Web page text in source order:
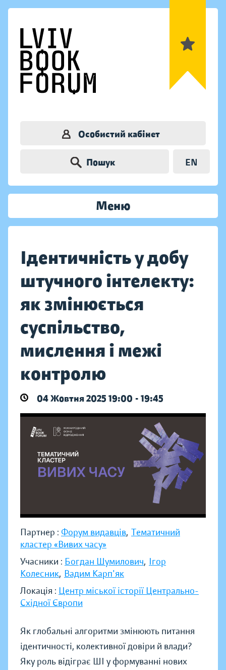
Особистий кабінет
Пошук EN
Меню
Ідентичність у добу
штучного інтелекту:
як змінюється
суспільство,
мислення і межі
контролю
04 Жовтня 2025 19:00 - 19:45
Партнер : Форум видавців, Тематичний
кластер «Вивих часу»
Учасники : Богдан Шумилович, Ігор
Колесник, Вадим Карп'як
Локація : Центр міської історії Центрально-
Східної Європи
Як глобальні алгоритми змінюють питання
ідентичності, колективної довіри й влади?
Яку роль відіграє ШІ у формуванні нових